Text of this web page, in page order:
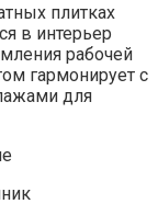
плитках
в интерьер
рабочей
гармонирует с
для